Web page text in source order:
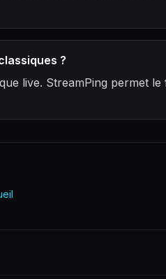
?
live. StreamPing permet